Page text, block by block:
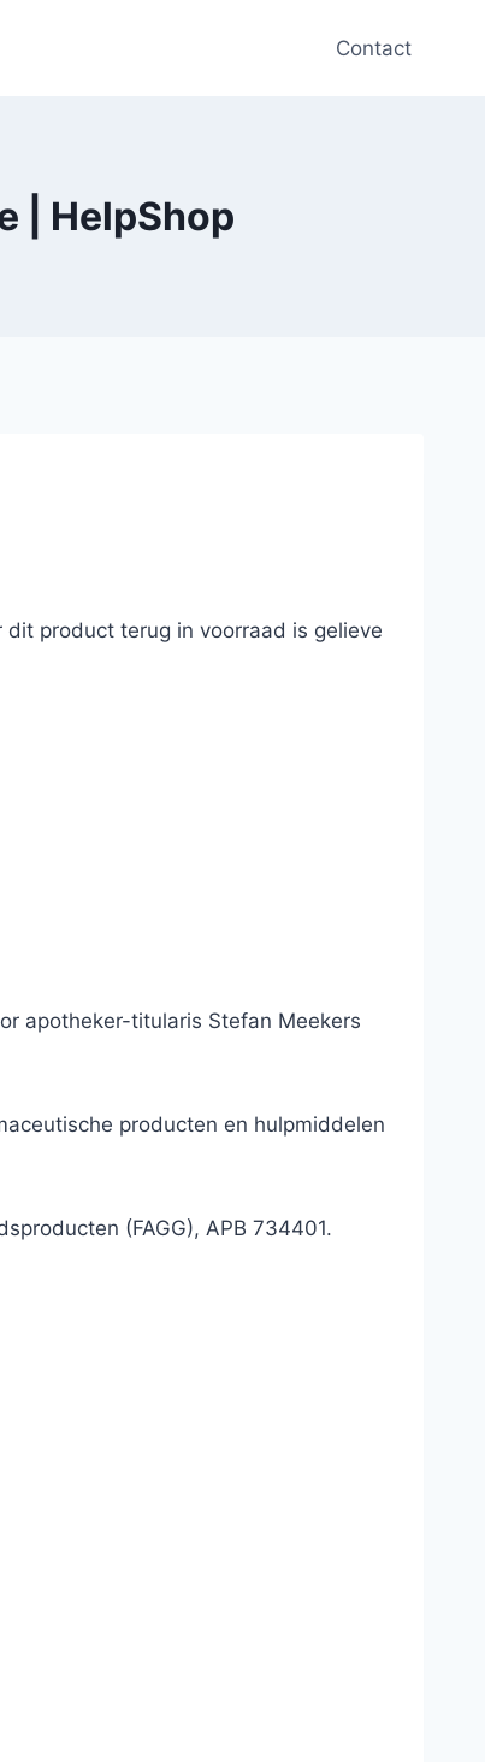
Contact
| HelpShop
product terug in voorraad is gelieve
apotheker-titularis Stefan Meekers
producten en hulpmiddelen
(FAGG), APB 734401.